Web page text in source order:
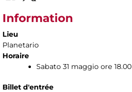
Information
Lieu
Planetario
Horaire
Sabato 31 maggio ore 18.00
Billet d'entrée